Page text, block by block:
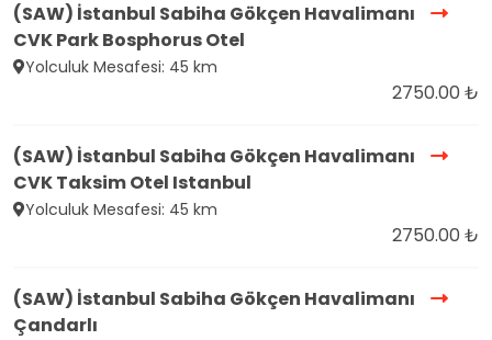
(SAW) İstanbul Sabiha Gökçen Havalimanı
CVK Park Bosphorus Otel
Yolculuk Mesafesi: 45 km
2750.00 ₺
(SAW) İstanbul Sabiha Gökçen Havalimanı
CVK Taksim Otel Istanbul
Yolculuk Mesafesi: 45 km
2750.00 ₺
(SAW) İstanbul Sabiha Gökçen Havalimanı
Çandarlı